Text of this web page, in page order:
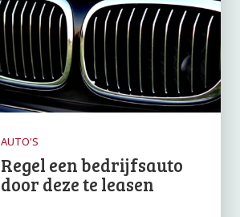
AUTO'S
Regel een bedrijfsauto
door deze te leasen